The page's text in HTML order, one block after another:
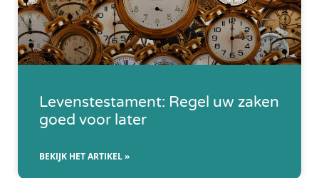
Levenstestament: Regel uw zaken
goed voor later
BEKIJK HET ARTIKEL »